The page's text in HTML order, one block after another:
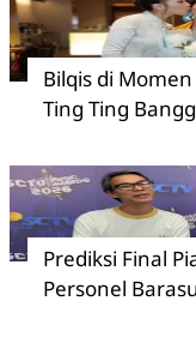
Bilqis di
Ting Ting
Prediksi Final
Personel